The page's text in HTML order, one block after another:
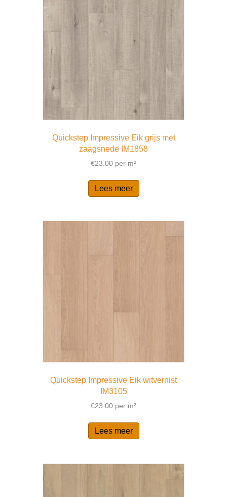
Quickstep Impressive Eik grijs met
zaagsnede IM1858
€23.00 per m²
Lees meer
Quickstep Impressive Eik witvernist
IM3105
€23.00 per m²
Lees meer